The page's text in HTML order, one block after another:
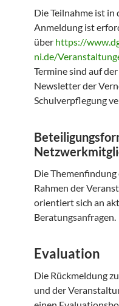
Die Teilnahme ist in
Anmeldung ist
über https://
ni.de/
Termine sind auf
Newsletter der
Schulverpflegung
Die
Rahmen der
orientiert sich an
Beratungsanfragen.
Evaluation
Die Rückmeldung
und der